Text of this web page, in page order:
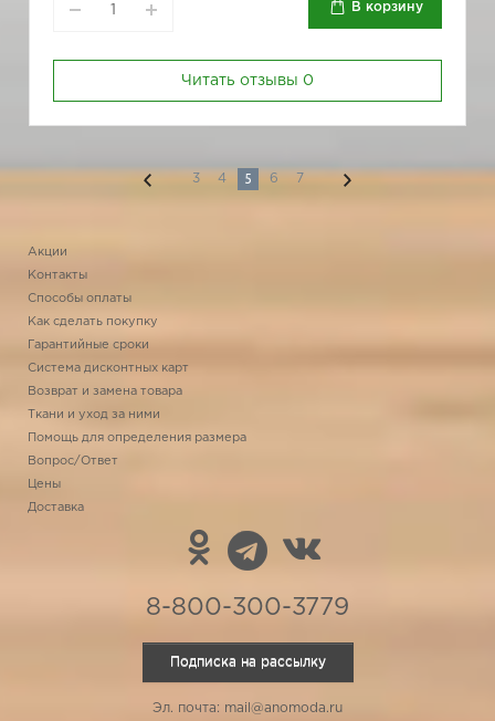
В корзину
Читать отзывы 0
3 4 5 6 7
Акции
Контакты
Способы оплаты
Как сделать покупку
Гарантийные сроки
Система дисконтных карт
Возврат и замена товара
Ткани и уход за ними
Помощь для определения размера
Вопрос/Ответ
Цены
Доставка
8-800-300-3779
Подписка на рассылку
Эл. почта: mail@anomoda.ru